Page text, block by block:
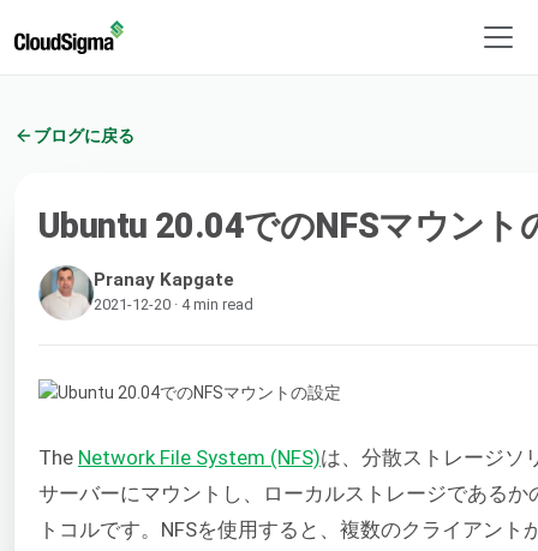
ブログに戻る
Ubuntu 20.04でのNFSマウント
Pranay Kapgate
2021-12-20 · 4 min read
The Network File System (NFS)は、分散ストレージソ
サーバーにマウントし、ローカルストレージである
トコルです。NFSを使用すると、複数のクライアン